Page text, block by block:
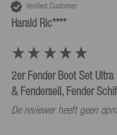
Verified Customer
Harald Ric****
2er Fender Boot Set
& Fenderseil, Fender
De reviewer heeft geen